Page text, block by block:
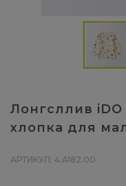
Лонгсллив iDO
хлопка для
АРТИКУЛ: 4.A182.00